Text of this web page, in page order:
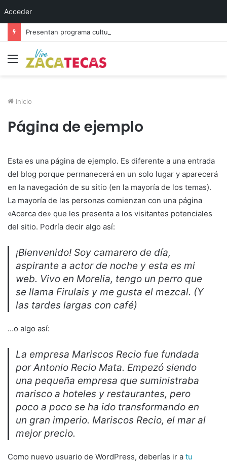
Acceder
Menú
Inicio
Página de ejemplo
Esta es una página de ejemplo. Es diferente a una entrada
del blog porque permanecerá en un solo lugar y aparecerá
en la navegación de su sitio (en la mayoría de los temas).
La mayoría de las personas comienzan con una página
«Acerca de» que les presenta a los visitantes potenciales
del sitio. Podría decir algo así:
¡Bienvenido! Soy camarero de día,
aspirante a actor de noche y esta es mi
web. Vivo en Morelia, tengo un perro que
se llama Firulais y me gusta el mezcal. (Y
las tardes largas con café)
…o algo así:
La empresa Mariscos Recio fue fundada
por Antonio Recio Mata. Empezó siendo
una pequeña empresa que suministraba
marisco a hoteles y restaurantes, pero
poco a poco se ha ido transformando en
un gran imperio. Mariscos Recio, el mar al
mejor precio.
Como nuevo usuario de WordPress, deberías ir a tu